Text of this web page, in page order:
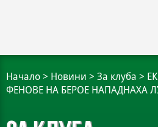
Начало > Новини > За клуба >
ФЕНОВЕ НА БЕРОЕ НАПАДНАХА